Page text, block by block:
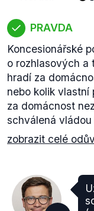
PRAVDA
Koncesionářské
o rozhlasových a
hradí za
nebo kolik vlastní
za domácnost
schválená vládou
zobrazit celé